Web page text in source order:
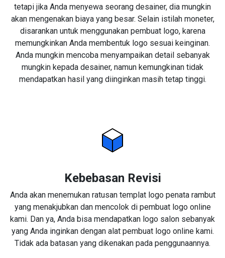
tetapi jika Anda menyewa seorang desainer, dia mungkin
akan mengenakan biaya yang besar. Selain istilah moneter,
disarankan untuk menggunakan pembuat logo, karena
memungkinkan Anda membentuk logo sesuai keinginan.
Anda mungkin mencoba menyampaikan detail sebanyak
mungkin kepada desainer, namun kemungkinan tidak
mendapatkan hasil yang diinginkan masih tetap tinggi.
Kebebasan Revisi
Anda akan menemukan ratusan templat logo penata rambut
yang menakjubkan dan mencolok di pembuat logo online
kami. Dan ya, Anda bisa mendapatkan logo salon sebanyak
yang Anda inginkan dengan alat pembuat logo online kami.
Tidak ada batasan yang dikenakan pada penggunaannya.